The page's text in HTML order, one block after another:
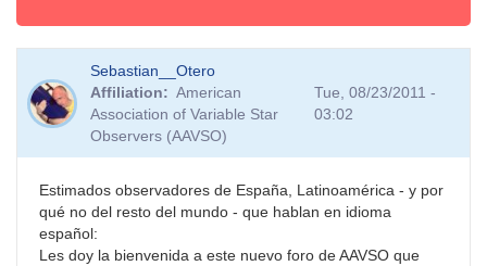
Sebastian__Otero
Affiliation
American
Association of Variable Star
Observers (AAVSO)
Tue, 08/23/2011 -
03:02
Estimados observadores de España, Latinoamérica - y por
qué no del resto del mundo - que hablan en idioma
español:
Les doy la bienvenida a este nuevo foro de AAVSO que